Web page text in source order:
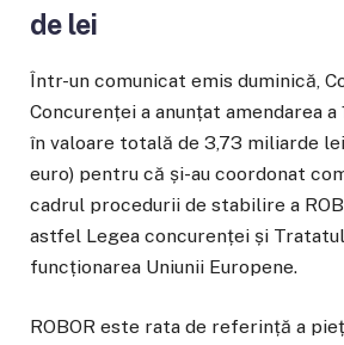
de lei
Într-un comunicat emis duminică,
Concurenței a anunțat amendarea a
în valoare totală de 3,73 miliarde
euro) pentru că și-au coordonat
cadrul procedurii de stabilire a
astfel Legea concurenței și
funcționarea Uniunii Europene.
ROBOR este rata de referință a